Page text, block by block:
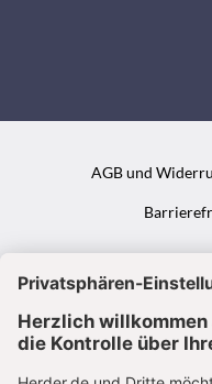
AGB und
VERTRAG